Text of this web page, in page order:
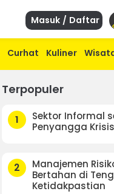
Masuk / Daftar
Curhat Kuliner
Terpopuler
1
Sektor Informal
Penyangga
2
Manajemen
Bertahan di
Ketidakpastian